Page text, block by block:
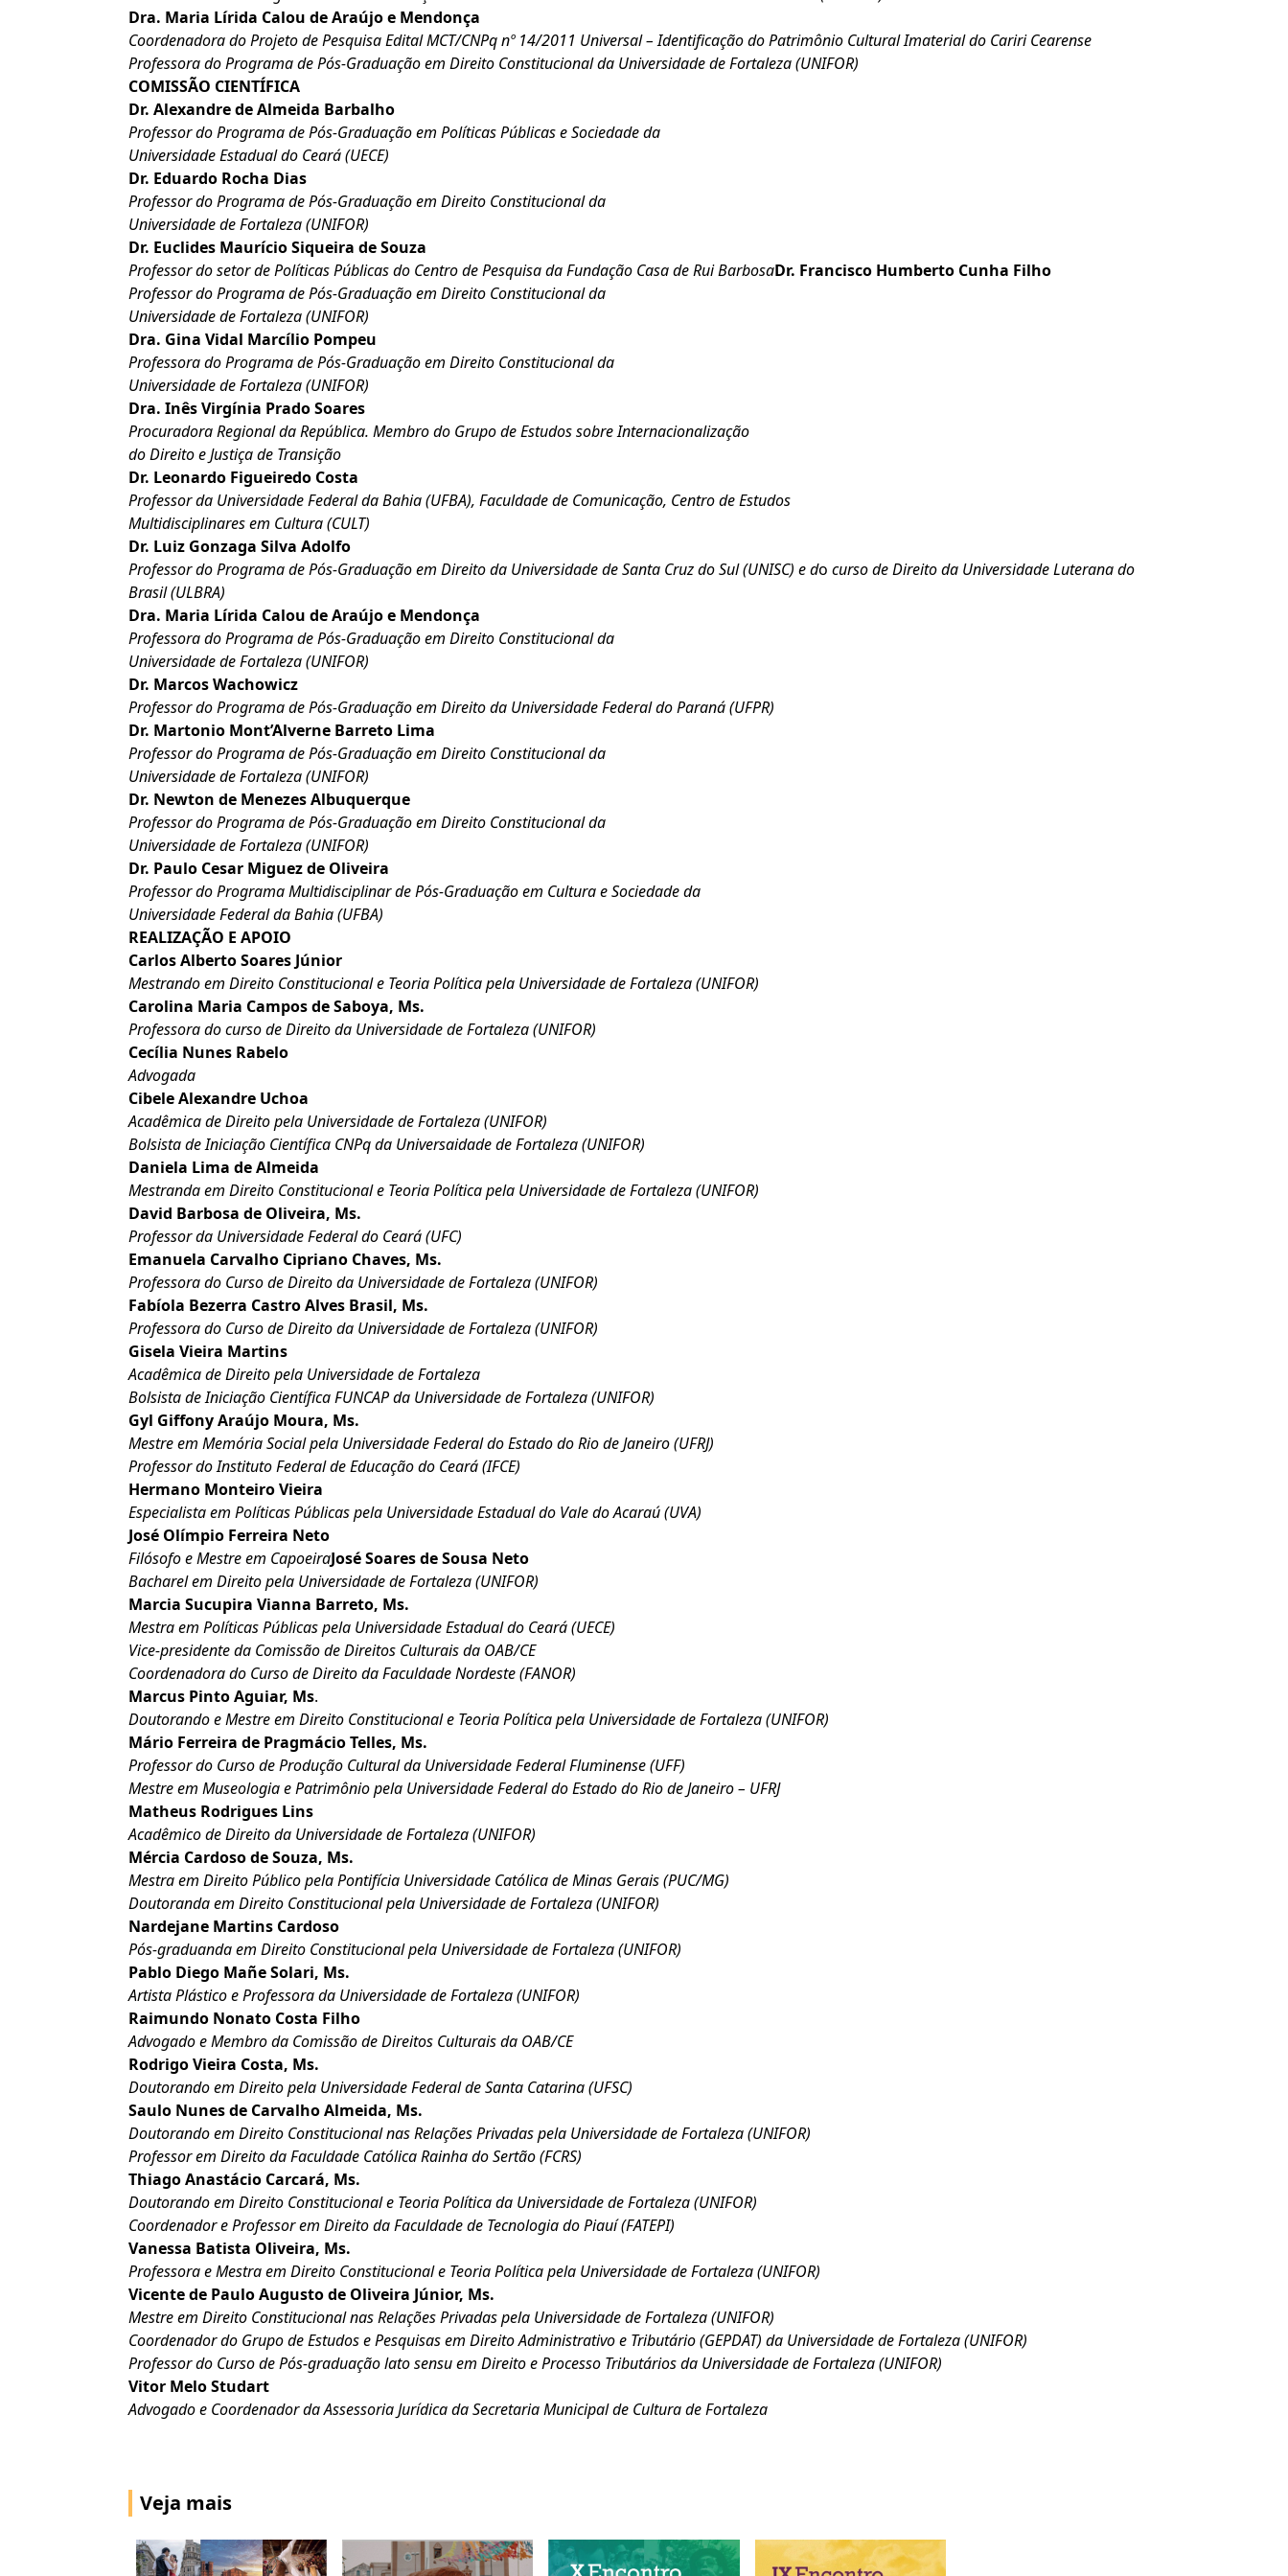
Dra. Maria Lírida Calou de Araújo e Mendonça
Coordenadora do Projeto de Pesquisa Edital MCT/CNPq nº 14/2011 Universal – Identificação do Patrimônio Cultural Imaterial do Cariri Cearense
Professora do Programa de Pós-Graduação em Direito Constitucional da Universidade de Fortaleza (UNIFOR)
COMISSÃO CIENTÍFICA
Dr. Alexandre de Almeida Barbalho
Professor do Programa de Pós-Graduação em Políticas Públicas e Sociedade da
Universidade Estadual do Ceará (UECE)
Dr. Eduardo Rocha Dias
Professor do Programa de Pós-Graduação em Direito Constitucional da
Universidade de Fortaleza (UNIFOR)
Dr. Euclides Maurício Siqueira de Souza
Professor do setor de Políticas Públicas do Centro de Pesquisa da Fundação Casa de Rui BarbosaDr. Francisco Humberto Cunha Filho
Professor do Programa de Pós-Graduação em Direito Constitucional da
Universidade de Fortaleza (UNIFOR)
Dra. Gina Vidal Marcílio Pompeu
Professora do Programa de Pós-Graduação em Direito Constitucional da
Universidade de Fortaleza (UNIFOR)
Dra. Inês Virgínia Prado Soares
Procuradora Regional da República. Membro do Grupo de Estudos sobre Internacionalização
do Direito e Justiça de Transição
Dr. Leonardo Figueiredo Costa
Professor da Universidade Federal da Bahia (UFBA), Faculdade de Comunicação, Centro de Estudos
Multidisciplinares em Cultura (CULT)
Dr. Luiz Gonzaga Silva Adolfo
Professor do Programa de Pós-Graduação em Direito da Universidade de Santa Cruz do Sul (UNISC) e docurso de Direito da Universidade Luterana do
Brasil (ULBRA)
Dra. Maria Lírida Calou de Araújo e Mendonça
Professora do Programa de Pós-Graduação em Direito Constitucional da
Universidade de Fortaleza (UNIFOR)
Dr. Marcos Wachowicz
Professor do Programa de Pós-Graduação em Direito da Universidade Federal do Paraná (UFPR)
Dr. Martonio Mont’Alverne Barreto Lima
Professor do Programa de Pós-Graduação em Direito Constitucional da
Universidade de Fortaleza (UNIFOR)
Dr. Newton de Menezes Albuquerque
Professor do Programa de Pós-Graduação em Direito Constitucional da
Universidade de Fortaleza (UNIFOR)
Dr. Paulo Cesar Miguez de Oliveira
Professor do Programa Multidisciplinar de Pós-Graduação em Cultura e Sociedade da
Universidade Federal da Bahia (UFBA)
REALIZAÇÃO E APOIO
Carlos Alberto Soares Júnior
Mestrando em Direito Constitucional e Teoria Política pela Universidade de Fortaleza (UNIFOR)
Carolina Maria Campos de Saboya, Ms.
Professora do curso de Direito da Universidade de Fortaleza (UNIFOR)
Cecília Nunes Rabelo
Advogada
Cibele Alexandre Uchoa
Acadêmica de Direito pela Universidade de Fortaleza (UNIFOR)
Bolsista de Iniciação Científica CNPq da Universaidade de Fortaleza (UNIFOR)
Daniela Lima de Almeida
Mestranda em Direito Constitucional e Teoria Política pela Universidade de Fortaleza (UNIFOR)
David Barbosa de Oliveira, Ms.
Professor da Universidade Federal do Ceará (UFC)
Emanuela Carvalho Cipriano Chaves, Ms.
Professora do Curso de Direito da Universidade de Fortaleza (UNIFOR)
Fabíola Bezerra Castro Alves Brasil, Ms.
Professora do Curso de Direito da Universidade de Fortaleza (UNIFOR)
Gisela Vieira Martins
Acadêmica de Direito pela Universidade de Fortaleza
Bolsista de Iniciação Científica FUNCAP da Universidade de Fortaleza (UNIFOR)
Gyl Giffony Araújo Moura, Ms.
Mestre em Memória Social pela Universidade Federal do Estado do Rio de Janeiro (UFRJ)
Professor do Instituto Federal de Educação do Ceará (IFCE)
Hermano Monteiro Vieira
Especialista em Políticas Públicas pela Universidade Estadual do Vale do Acaraú (UVA)
José Olímpio Ferreira Neto
Filósofo e Mestre em CapoeiraJosé Soares de Sousa Neto
Bacharel em Direito pela Universidade de Fortaleza (UNIFOR)
Marcia Sucupira Vianna Barreto, Ms.
Mestra em Políticas Públicas pela Universidade Estadual do Ceará (UECE)
Vice-presidente da Comissão de Direitos Culturais da OAB/CE
Coordenadora do Curso de Direito da Faculdade Nordeste (FANOR)
Marcus Pinto Aguiar, Ms.
Doutorando e Mestre em Direito Constitucional e Teoria Política pela Universidade de Fortaleza (UNIFOR)
Mário Ferreira de Pragmácio Telles, Ms.
Professor do Curso de Produção Cultural da Universidade Federal Fluminense (UFF)
Mestre em Museologia e Patrimônio pela Universidade Federal do Estado do Rio de Janeiro – UFRJ
Matheus Rodrigues Lins
Acadêmico de Direito da Universidade de Fortaleza (UNIFOR)
Mércia Cardoso de Souza, Ms.
Mestra em Direito Público pela Pontifícia Universidade Católica de Minas Gerais (PUC/MG)
Doutoranda em Direito Constitucional pela Universidade de Fortaleza (UNIFOR)
Nardejane Martins Cardoso
Pós-graduanda em Direito Constitucional pela Universidade de Fortaleza (UNIFOR)
Pablo Diego Mañe Solari, Ms.
Artista Plástico e Professora da Universidade de Fortaleza (UNIFOR)
Raimundo Nonato Costa Filho
Advogado e Membro da Comissão de Direitos Culturais da OAB/CE
Rodrigo Vieira Costa, Ms.
Doutorando em Direito pela Universidade Federal de Santa Catarina (UFSC)
Saulo Nunes de Carvalho Almeida, Ms.
Doutorando em Direito Constitucional nas Relações Privadas pela Universidade de Fortaleza (UNIFOR)
Professor em Direito da Faculdade Católica Rainha do Sertão (FCRS)
Thiago Anastácio Carcará, Ms.
Doutorando em Direito Constitucional e Teoria Política da Universidade de Fortaleza (UNIFOR)
Coordenador e Professor em Direito da Faculdade de Tecnologia do Piauí (FATEPI)
Vanessa Batista Oliveira, Ms.
Professora e Mestra em Direito Constitucional e Teoria Política pela Universidade de Fortaleza (UNIFOR)
Vicente de Paulo Augusto de Oliveira Júnior, Ms.
Mestre em Direito Constitucional nas Relações Privadas pela Universidade de Fortaleza (UNIFOR)
Coordenador do Grupo de Estudos e Pesquisas em Direito Administrativo e Tributário (GEPDAT) da Universidade de Fortaleza (UNIFOR)
Professor do Curso de Pós-graduação lato sensu em Direito e Processo Tributários da Universidade de Fortaleza (UNIFOR)
Vitor Melo Studart
Advogado e Coordenador da Assessoria Jurídica da Secretaria Municipal de Cultura de Fortaleza
Veja mais